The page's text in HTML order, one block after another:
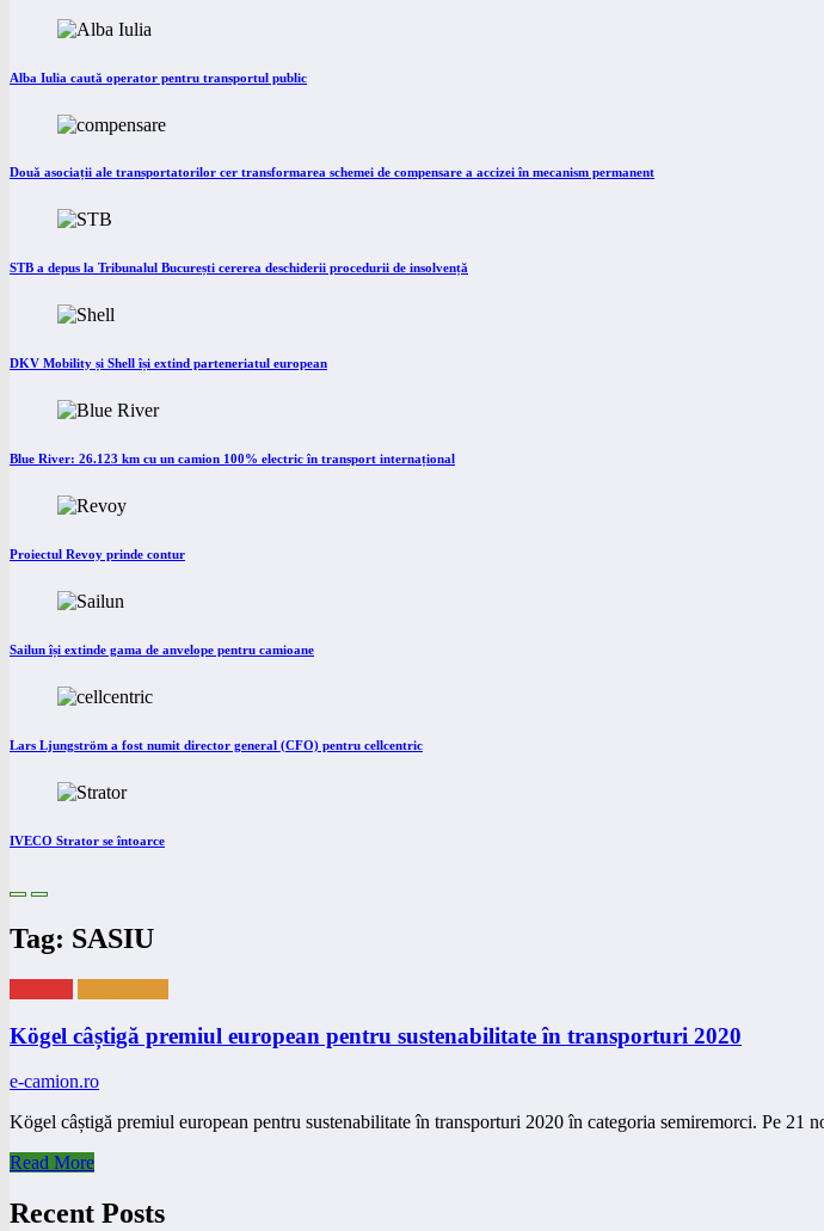
Alba Iulia caută operator pentru transportul public
Două asociații ale transportatorilor cer transformarea schemei de compensare a accizei în mecanism permanent
STB a depus la Tribunalul București cererea deschiderii procedurii de insolvență
DKV Mobility și Shell își extind parteneriatul european
Blue River: 26.123 km cu un camion 100% electric în transport internațional
Proiectul Revoy prinde contur
Sailun își extinde gama de anvelope pentru camioane
Lars Ljungström a fost numit director general (CFO) pentru cellcentric
IVECO Strator se întoarce
Tag: SASIU
Kögel câștigă premiul european pentru sustenabilitate în transporturi 2020
e-camion.ro
Kögel câștigă premiul european pentru sustenabilitate în transporturi 2020 în categoria semiremorci. Pe 21
Read More
Recent Posts